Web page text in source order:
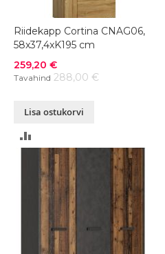
Riidekapp Cortina CNAG06,
58x37,4xK195 cm
Soodushind
259,20 €
Tavahind 288,00 €
Lisa ostukorvi
VÕRDLUSESSE